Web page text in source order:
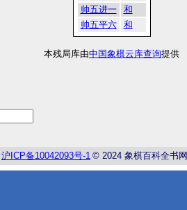
帅五进一
和
帅五平六
和
本残局库由中国象棋云库查询提供
沪 ICP备10042093号-1 © 2024 象棋百科全书网